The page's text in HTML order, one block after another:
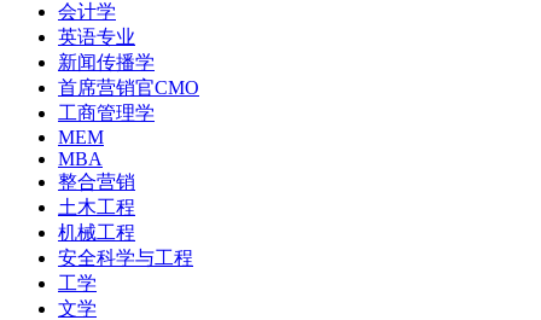
会计学
英语专业
新闻传播学
首席营销官CMO
工商管理学
MEM
MBA
整合营销
土木工程
机械工程
安全科学与工程
工学
文学